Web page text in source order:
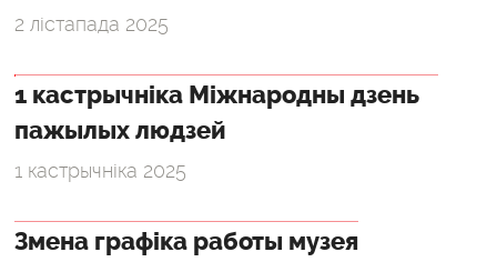
2 лістапада 2025
1 кастрычніка Міжнародны дзень
пажылых людзей
1 кастрычніка 2025
Змена графіка работы музея